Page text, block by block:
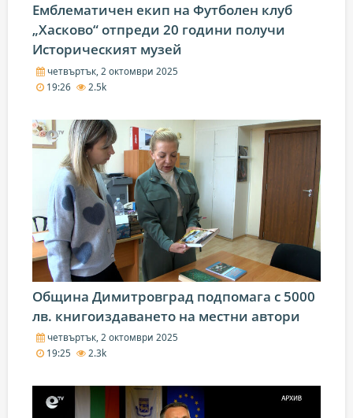
Емблематичен екип на Футболен клуб
„Хасково“ отпреди 20 години получи
Историческият музей
четвъртък, 2 октомври 2025
19:26
2.5k
Община Димитровград подпомага с 5000
лв. книгоиздаването на местни автори
четвъртък, 2 октомври 2025
19:25
2.3k